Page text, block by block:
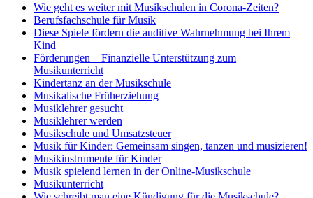
Wie geht es weiter mit Musikschulen in Corona-Zeiten?
Berufsfachschule für Musik
Diese Spiele fördern die auditive Wahrnehmung bei Ihrem
Kind
Förderungen – Finanzielle Unterstützung zum
Musikunterricht
Kindertanz an der Musikschule
Musikalische Früherziehung
Musiklehrer gesucht
Musiklehrer werden
Musikschule und Umsatzsteuer
Musik für Kinder: Gemeinsam singen, tanzen und musizieren!
Musikinstrumente für Kinder
Musik spielend lernen in der Online-Musikschule
Musikunterricht